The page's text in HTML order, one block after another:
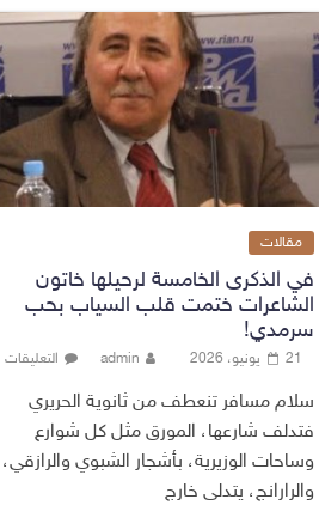
مقالات
في الذكرى الخامسة لرحيلها خاتون
الشاعرات ختمت قلب السياب بحب
سرمدي!
21 يونيو، 2026 admin التعليقات
سلام مسافر تنعطف من ثانوية الحريري
فتدلف شارعها، المورق مثل كل شوارع
وساحات الوزيرية، بأشجار الشبوي والرازقي،
والرارانج، يتدلى خارج